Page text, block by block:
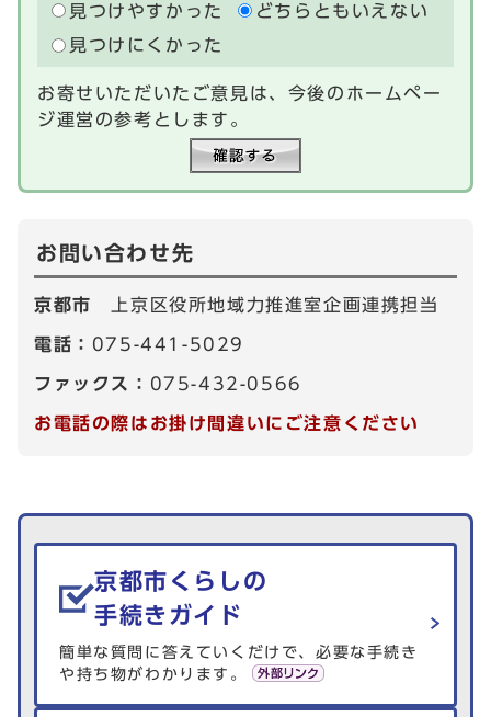
見つけやすかった
どちらともいえない
見つけにくかった
お寄せいただいたご意見は、今後のホームペー
ジ運営の参考とします。
お問い合わせ先
京都市 上京区役所地域力推進室企画連携担当
電話： 075-441-5029
ファックス： 075-432-0566
お電話の際はお掛け間違いにご注意ください
生活情報を探す
京都市くらしの
手続きガイド
簡単な質問に答えていくだけで、必要な手続き
や持ち物がわかります。